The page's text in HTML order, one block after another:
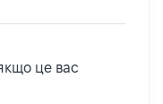
це вас